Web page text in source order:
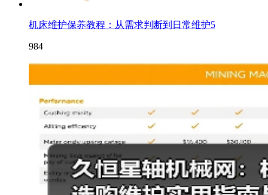
机床维护保养教程：从需求判断到日常维护5
984